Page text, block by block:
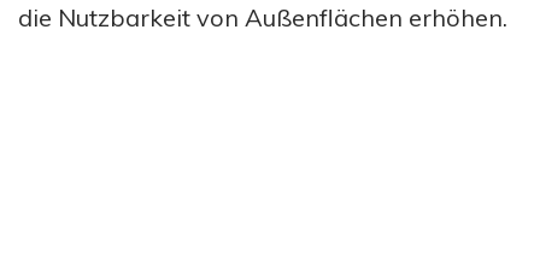
die Nutzbarkeit von Außenflächen erhöhen.